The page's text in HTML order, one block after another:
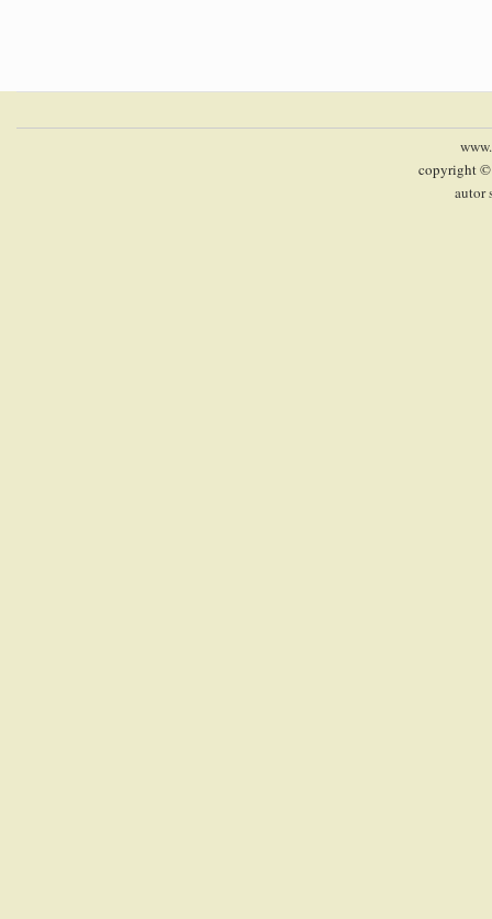
copyright
autor